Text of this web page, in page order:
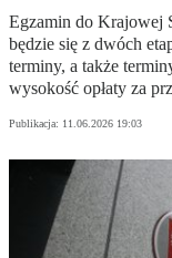
Egzamin do Krajowej
będzie się z dwóch
terminy, a także
wysokość opłaty za
Publikacja: 11.06.2026 19:03